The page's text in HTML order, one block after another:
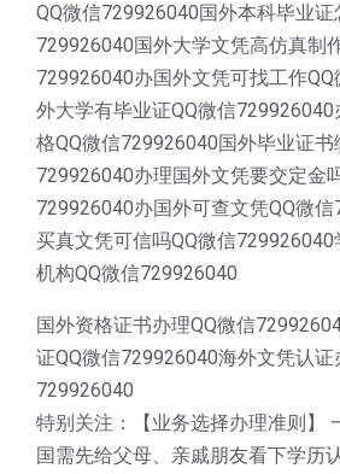
QQ微信729926040国外本科毕业证
729926040国外大学文凭高仿真制
729926040办国外文凭可找工作
外大学有毕业证QQ微信
格QQ微信729926040国外毕业证书
729926040办理国外文凭要交定金
729926040办国外可查文凭QQ微
买真文凭可信吗QQ微信
机构QQ微信729926040
国外资格证书办理QQ微信
证QQ微信729926040海外文凭认证
729926040
特别关注：【业务选择办理准则】
国需先给父母、亲戚朋友看下学历